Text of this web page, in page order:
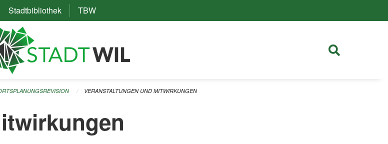
Stadtbibliothek(External Link)
TBW(External Link)
VERANSTALTUNGEN UND MITWIRKUNGEN